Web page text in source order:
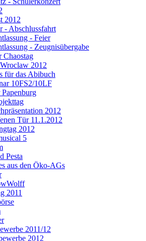
2012
- Abschlussfahrt
- Feier
- Zeugnisübergabe
Chaostag
2012
für das Abibuch
10FS2/10LF
2012
Tür 11.1.2012
2012
5
Pesta
aus den Öko-AGs
2011
2011/12
2012